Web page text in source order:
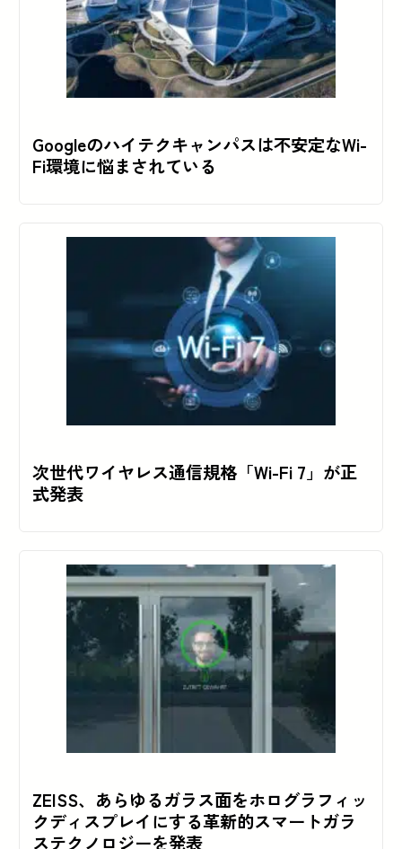
Googleのハイテクキャンパスは不安定なWi-
Fi環境に悩まされている
次世代ワイヤレス通信規格「Wi-Fi 7」が正
式発表
ZEISS、あらゆるガラス面をホログラフィッ
クディスプレイにする革新的スマートガラ
ステクノロジーを発表